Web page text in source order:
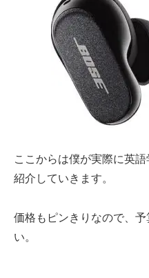
ここからは僕が実際に英
紹介していきます。
価格もピンきりなので、
い。